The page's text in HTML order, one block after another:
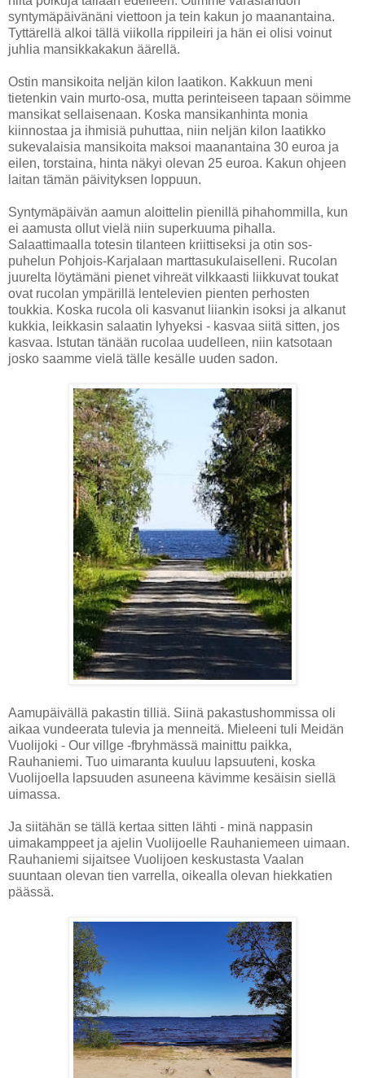
syntymäpäivänäni viettoon ja tein kakun jo maanantaina.
Tyttärellä alkoi tällä viikolla rippileiri ja hän ei olisi voinut
juhlia mansikkakakun äärellä.
Ostin mansikoita neljän kilon laatikon. Kakkuun meni
tietenkin vain murto-osa, mutta perinteiseen tapaan söimme
mansikat sellaisenaan. Koska mansikanhinta monia
kiinnostaa ja ihmisiä puhuttaa, niin neljän kilon laatikko
sukevalaisia mansikoita maksoi maanantaina 30 euroa ja
eilen, torstaina, hinta näkyi olevan 25 euroa. Kakun ohjeen
laitan tämän päivityksen loppuun.
Syntymäpäivän aamun aloittelin pienillä pihahommilla, kun
ei aamusta ollut vielä niin superkuuma pihalla.
Salaattimaalla totesin tilanteen kriittiseksi ja otin sos-
puhelun Pohjois-Karjalaan marttasukulaiselleni. Rucolan
juurelta löytämäni pienet vihreät vilkkaasti liikkuvat toukat
ovat rucolan ympärillä lentelevien pienten perhosten
toukkia. Koska rucola oli kasvanut liiankin isoksi ja alkanut
kukkia, leikkasin salaatin lyhyeksi - kasvaa siitä sitten, jos
kasvaa. Istutan tänään rucolaa uudelleen, niin katsotaan
josko saamme vielä tälle kesälle uuden sadon.
Aamupäivällä pakastin tilliä. Siinä pakastushommissa oli
aikaa vundeerata tulevia ja menneitä. Mieleeni tuli Meidän
Vuolijoki - Our villge -fbryhmässä mainittu paikka,
Rauhaniemi. Tuo uimaranta kuuluu lapsuuteni, koska
Vuolijoella lapsuuden asuneena kävimme kesäisin siellä
uimassa.
Ja siitähän se tällä kertaa sitten lähti - minä nappasin
uimakamppeet ja ajelin Vuolijoelle Rauhaniemeen uimaan.
Rauhaniemi sijaitsee Vuolijoen keskustasta Vaalan
suuntaan olevan tien varrella, oikealla olevan hiekkatien
päässä.